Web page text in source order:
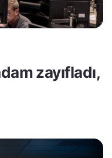
zayıfladı,